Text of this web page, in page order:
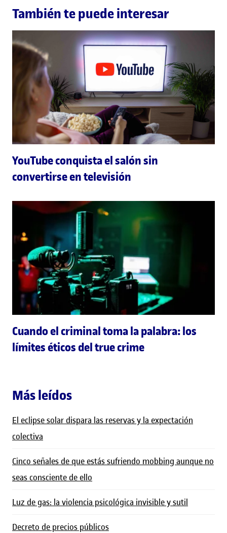
También te puede interesar
YouTube conquista el salón sin
convertirse en televisión
Cuando el criminal toma la palabra: los
límites éticos del true crime
Más leídos
El eclipse solar dispara las reservas y la expectación
colectiva
Cinco señales de que estás sufriendo mobbing aunque no
seas consciente de ello
Luz de gas: la violencia psicológica invisible y sutil
Decreto de precios públicos